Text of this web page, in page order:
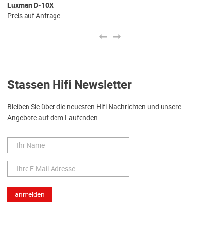
Luxman D-10X
Preis auf Anfrage
Stassen Hifi Newsletter
Bleiben Sie über die neuesten Hifi-Nachrichten und unsere
Angebote auf dem Laufenden.